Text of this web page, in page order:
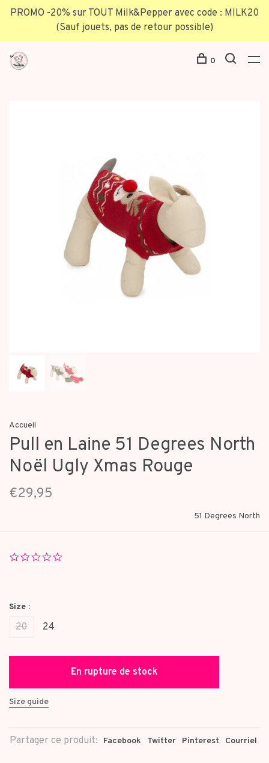
PROMO -20% sur TOUT Milk&Pepper avec code : MILK20
(Sauf jouets, pas de retour possible)
0
Accueil
Pull en Laine 51 Degrees North
Noël Ugly Xmas Rouge
€29,95
51 Degrees North
Size :
20 24
En rupture de stock
Size guide
Partager ce produit: Facebook Twitter Pinterest Courriel